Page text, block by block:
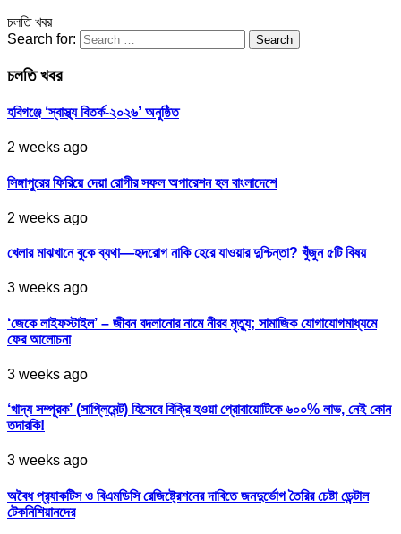
চলতি খবর
Search for:
চলতি খবর
হবিগঞ্জে ‘স্বাস্থ্য বিতর্ক-২০২৬’ অনুষ্ঠিত
2 weeks ago
সিঙ্গাপুরের ফিরিয়ে দেয়া রোগীর সফল অপারেশন হল বাংলাদেশে
2 weeks ago
খেলার মাঝখানে বুকে ব্যথা—হৃদরোগ নাকি হেরে যাওয়ার দুশ্চিন্তা? খুঁজুন ৫টি বিষয়
3 weeks ago
‘জেকে লাইফস্টাইল’ – জীবন বদলানোর নামে নীরব মৃত্যু; সামাজিক যোগাযোগমাধ্যমে
ফের আলোচনা
3 weeks ago
‘খাদ্য সম্পূরক’ (সাপ্লিমেন্ট) হিসেবে বিক্রি হওয়া প্রোবায়োটিকে ৬০০% লাভ, নেই কোন
তদারকি!
3 weeks ago
অবৈধ প্র‍্যাকটিস ও বিএমডিসি রেজিষ্ট্রেশনের দাবিতে জনদুর্ভোগ তৈরির চেষ্টা ডেন্টাল
টেকনিশিয়ানদের